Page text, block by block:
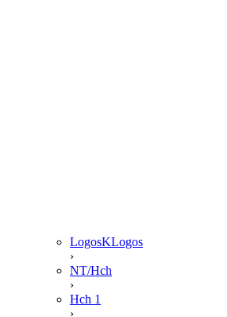
LogosKLogos
›
NT/Hch
›
Hch 1
›